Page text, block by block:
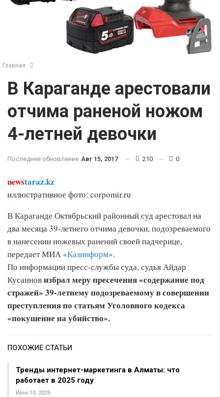
Главная
В Караганде арестовали
отчима раненой ножом
4-летней девочки
Последнее обновление Авг 15, 2017 210 0
newstaraz.kz
иллюстративное фото: corpomir.ru
В Караганде Октябрьский районный суд арестовал на
два месяца 39-летнего отчима девочки, подозреваемого
в нанесении ножевых ранений своей падчерице,
передает МИА «Казинформ».
По информации пресс-службы суда, судья Айдар
Кусаиновизбрал меру пресечения «содержание под
стражей» 39-летнему подозреваемому в совершении
преступления по статьям Уголовного кодекса
«покушение на убийство».
ПОХОЖИЕ СТАТЬИ
Тренды интернет-маркетинга в Алматы: что
работает в 2025 году
Июн 13, 2025